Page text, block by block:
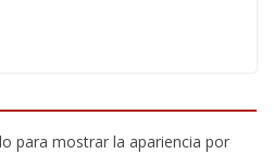
para mostrar la apariencia por